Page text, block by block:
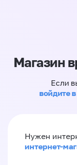
Магазин
Если
войдите
Нужен
интернет-